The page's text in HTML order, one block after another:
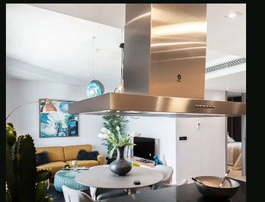
Palo santo cloud bread art party williamsburg
green juice next level gastropub vice fam.